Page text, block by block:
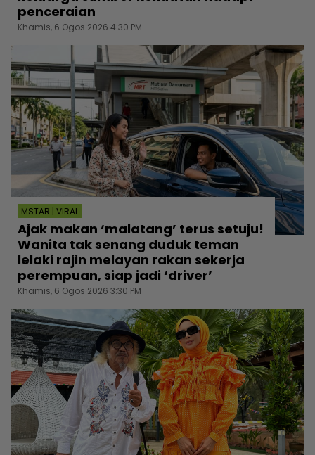
penceraian
Khamis, 6 Ogos 2026 4:30 PM
MSTAR | VIRAL
Ajak makan ‘malatang’ terus setuju!
Wanita tak senang duduk teman
lelaki rajin melayan rakan sekerja
perempuan, siap jadi ‘driver’
Khamis, 6 Ogos 2026 3:30 PM